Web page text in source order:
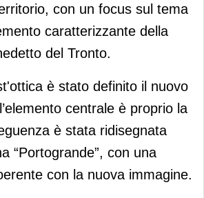
con un focus sul tema
caratterizzante della
del Tronto.
è stato definito il nuovo
centrale è proprio la
è stata ridisegnata
“Portogrande”, con una
con la nuova immagine.